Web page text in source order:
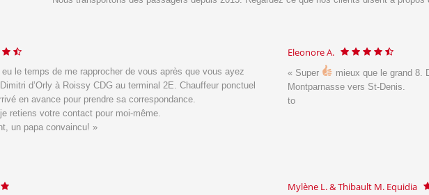
Eleonore A.
« Super mieux que le grand 8. Daniel : top conducteur
« . Trajet
Montparnasse vers St-Denis.
to
Mylène L. & Thibault M. Equidia
Benjamin C.
« Merci pour tout.
recommander. » |
Christophe V.